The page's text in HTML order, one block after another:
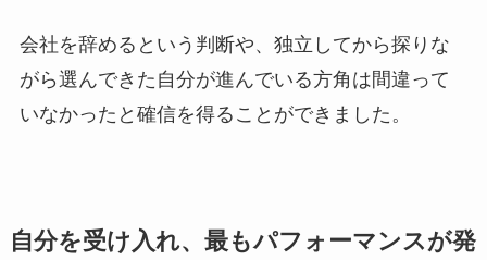
会社を辞めるという判断や、独立してから探りな
がら選んできた自分が進んでいる方角は間違って
いなかったと確信を得ることができました。
自分を受け入れ、最もパフォーマンスが発